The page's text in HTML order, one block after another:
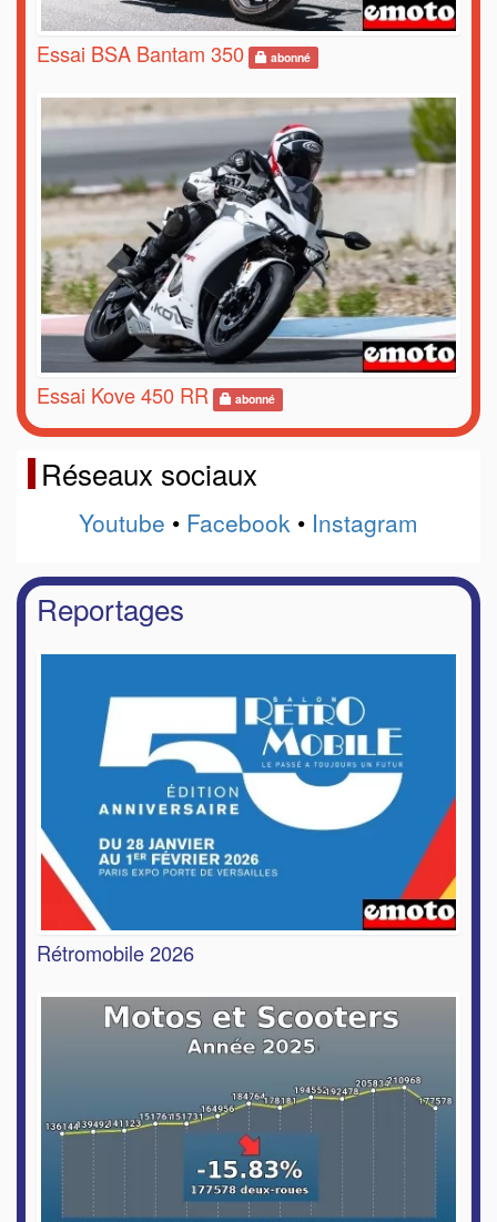
Essai BSA Bantam 350 abonné
Essai Kove 450 RR abonné
Réseaux sociaux
Youtube • Facebook • Instagram
Reportages
Rétromobile 2026